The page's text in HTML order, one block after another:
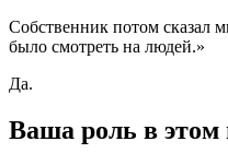
Собственник потом сказал
было смотреть на людей.»
Да.
Ваша роль в